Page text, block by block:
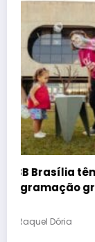
Mostra
oficinas
férias
julho 2, 2026